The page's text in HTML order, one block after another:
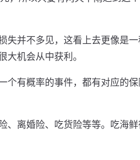
失并不多见，这看上去更像是
机会从中获利。
个有概率的事件，都有对应的
离婚险、吃货险等等。吃海鲜